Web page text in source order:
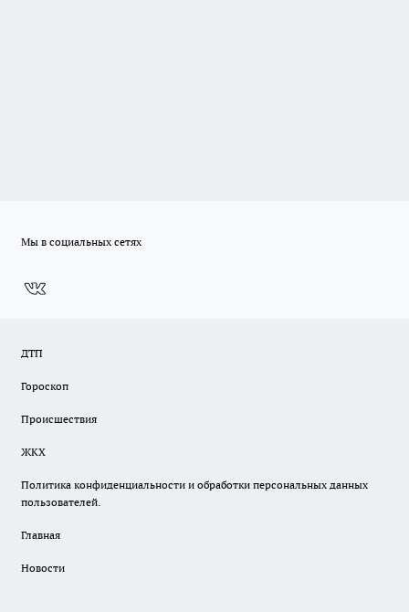
Мы в социальных сетях
ДТП
Гороскоп
Происшествия
ЖКХ
Политика конфиденциальности и обработки персональных данных
пользователей.
Главная
Новости